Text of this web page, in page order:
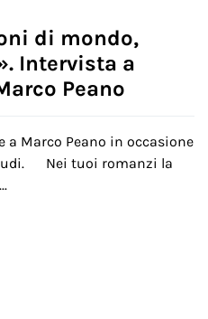
di mondo,
Intervista a
Peano
a Marco Peano in occasione
Nei tuoi romanzi la